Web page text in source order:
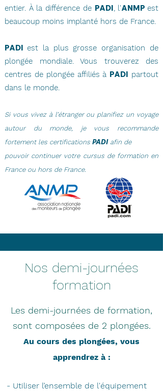
entier. À la différence de PADI, l'ANMP est
beaucoup moins implanté hors de France.
PADI est la plus grosse organisation de
plongée mondiale. Vous trouverez des
centres de plongée affiliés à PADI partout
dans le monde.
Si vous vivez à l’étrangerou planifiez un voyage
autour du monde, je vous recommande
fortement les certifications PADIafin de
pouvoir continuer votre cursus de formation en
France ou hors de France.
Nos demi-journées
formation
Les demi-journées de formation,
sont composées de 2 plongées.
Au cours des plongées, vous
apprendrez à :
- Utiliser l’ensemble de l'équipement